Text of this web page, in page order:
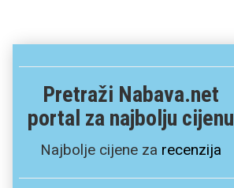
Pretraži Nabava.net
portal za najbolju cijenu
Najbolje cijene za recenzija